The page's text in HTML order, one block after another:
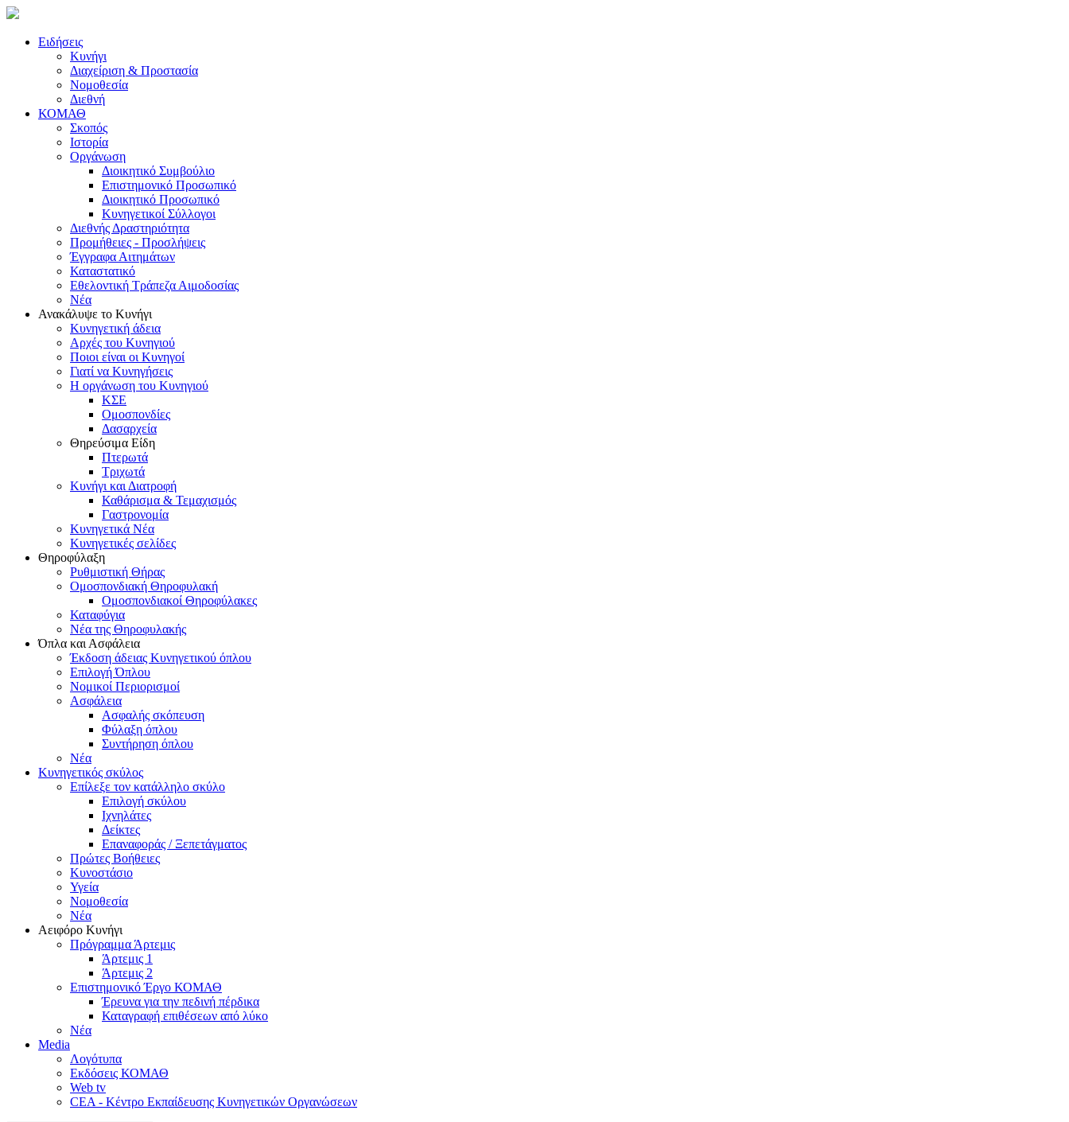
Ειδήσεις
Κυνήγι
Διαχείριση & Προστασία
Νομοθεσία
Διεθνή
ΚΟΜΑΘ
Σκοπός
Ιστορία
Οργάνωση
Διοικητικό Συμβούλιο
Επιστημονικό Προσωπικό
Διοικητικό Προσωπικό
Κυνηγετικοί Σύλλογοι
Διεθνής Δραστηριότητα
Προμήθειες - Προσλήψεις
Έγγραφα Αιτημάτων
Καταστατικό
Εθελοντική Τράπεζα Αιμοδοσίας
Νέα
Ανακάλυψε το Κυνήγι
Κυνηγετική άδεια
Αρχές του Κυνηγιού
Ποιοι είναι οι Κυνηγοί
Γιατί να Κυνηγήσεις
Η οργάνωση του Κυνηγιού
ΚΣΕ
Ομοσπονδίες
Δασαρχεία
Θηρεύσιμα Είδη
Πτερωτά
Τριχωτά
Κυνήγι και Διατροφή
Καθάρισμα & Τεμαχισμός
Γαστρονομία
Κυνηγετικά Νέα
Κυνηγετικές σελίδες
Θηροφύλαξη
Ρυθμιστική Θήρας
Ομοσπονδιακή Θηροφυλακή
Oμοσπονδιακοί Θηροφύλακες
Καταφύγια
Νέα της Θηροφυλακής
Όπλα και Ασφάλεια
Έκδοση άδειας Κυνηγετικού όπλου
Επιλογή Όπλου
Νομικοί Περιορισμοί
Ασφάλεια
Ασφαλής σκόπευση
Φύλαξη όπλου
Συντήρηση όπλου
Νέα
Κυνηγετικός σκύλος
Επίλεξε τον κατάλληλο σκύλο
Επιλογή σκύλου
Ιχνηλάτες
Δείκτες
Επαναφοράς / Ξεπετάγματος
Πρώτες Βοήθειες
Κυνοστάσιο
Υγεία
Νομοθεσία
Νέα
Αειφόρο Κυνήγι
Πρόγραμμα Άρτεμις
Άρτεμις 1
Άρτεμις 2
Επιστημονικό Έργο ΚΟΜΑΘ
Έρευνα για την πεδινή πέρδικα
Καταγραφή επιθέσεων από λύκο
Νέα
Media
Λογότυπα
Εκδόσεις ΚΟΜΑΘ
Web tv
CEA - Κέντρο Εκπαίδευσης Κυνηγετικών Οργανώσεων